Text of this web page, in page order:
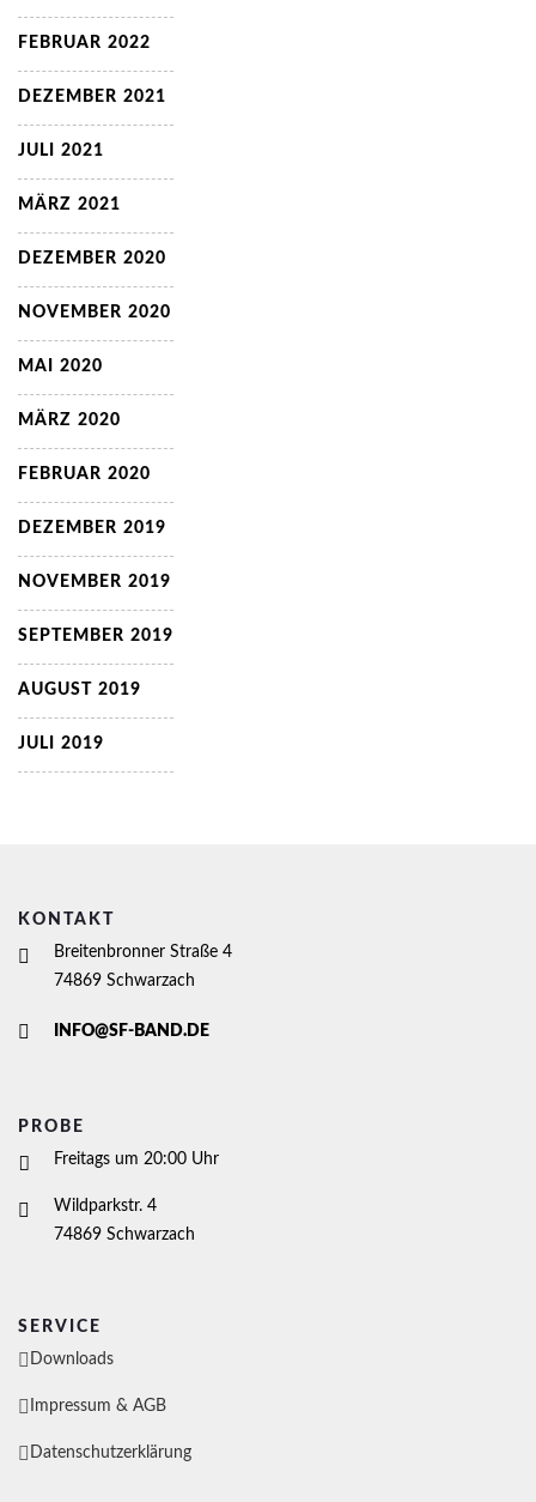
FEBRUAR 2022
DEZEMBER 2021
JULI 2021
MÄRZ 2021
DEZEMBER 2020
NOVEMBER 2020
MAI 2020
MÄRZ 2020
FEBRUAR 2020
DEZEMBER 2019
NOVEMBER 2019
SEPTEMBER 2019
AUGUST 2019
JULI 2019
KONTAKT
Breitenbronner Straße 4
74869 Schwarzach
INFO@SF-BAND.DE
PROBE
Freitags um 20:00 Uhr
Wildparkstr. 4
74869 Schwarzach
SERVICE
Downloads
Impressum & AGB
Datenschutzerklärung